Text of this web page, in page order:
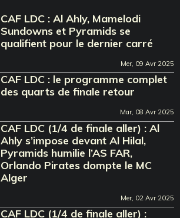
CAF LDC : Al Ahly, Mamelodi
Sundowns et Pyramids se
qualifient pour le dernier carré
Mer, 09 Avr 2025
CAF LDC : le programme complet
des quarts de finale retour
Mar, 08 Avr 2025
CAF LDC (1/4 de finale aller) : Al
Ahly s’impose devant Al Hilal,
Pyramids humilie l’AS FAR,
Orlando Pirates dompte le MC
Alger
Mer, 02 Avr 2025
CAF LDC (1/4 de finale aller) :